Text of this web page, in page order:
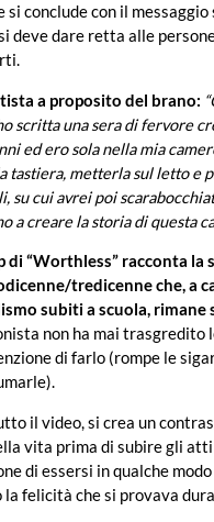
si conclude con il messaggio
deve dare retta alle
a proposito del brano:
scritta una sera di fervore
ed ero sola nella mia
tastiera, metterla sul letto e
su cui avrei poi
a creare la storia di questa
di “Worthless” racconta la
tredicenne che, a
subiti a scuola, rimane
non ha mai trasgredito
di farlo (rompe le
il video, si crea un
vita prima di subire gli
di essersi in qualche modo
la felicità che si provava